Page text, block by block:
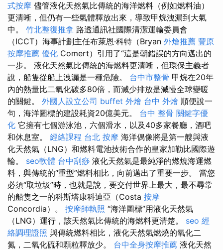
式按摩 儘管液化天然氣比傳統的海洋燃料（例如燃料油）
更清晰，但仍有一些氣體釋放出來，導致甲烷洩漏到大氣
中。 竹北整復推拿 路透通訊社國際清潔運輸委員會
（ICCT）海事計劃主任布萊恩·科特（Bryan 外燴推薦 豐原
按摩推薦 優化 Comert）引用了“這是朝錯誤的方向邁出的
一步。 液化天然氣比傳統的海燃料更清晰，但環保主義者
說，船隻從船上洩漏是一種危險。 台中市整骨 甲烷在20年
內的熱量比二氧化碳多80倍，而減少排放是減慢全球變暖
的關鍵。 外國人設立公司 buffet 外燴 台中 外燴 順便說一
句，海洋圖標的建設耗資20億美元。 台中 整骨 關鍵字優
化 它擁有七個游泳池，六個滑水，以及40多家餐廳，酒吧
和休息室。 經絡課程 台北 按摩 海洋偶像將是第一艘與液
化天然氣（LNG）和燃料電池技術合作的皇家加勒比國際遊
輪。 seo軟體 台中刮痧 液化天然氣是最純淨的燃燒海運燃
料，與傳統的“重型”燃料相比，向前邁出了重要一步。 當您
必須“取垃圾”時，也就是說，要交付世界上最大，最不尋常
的船隻之一的科斯塔康科迪亞（Costa 按摩
Concordia）。 按摩師執照 “海洋圖標”用液化天然氣
（LNG）運行，該天然氣比傳統的海燃料更清楚。 seo 經
絡調理證照 與傳統燃料相比，液化天然氣燃燒的氧化二
氮，二氧化硫和顆粒釋放少。 台中全身按摩推薦 液化天然